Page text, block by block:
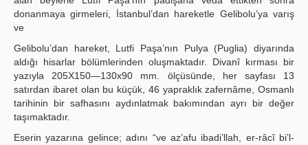
donanmaya girmeleri, İstanbul’dan hareketle Gelibolu’ya varış
ve
Gelibolu’dan hareket, Lutfi Paşa’nın Pulya (Puglia) diyarında
aldığı hisarlar bölümlerinden oluşmaktadır. Divanî kırması bir
yazıyla 205X150—130x90 mm. ölçüsünde, her sayfası 13
satırdan ibaret olan bu küçük, 46 yapraklık zafernâme, Osmanlı
tarihinin bir safhasını aydınlatmak bakımından ayrı bir değer
taşımaktadır.
Eserin yazarına gelince; adını “ve az’afu ibadi’llah, er-râcî bi’l-